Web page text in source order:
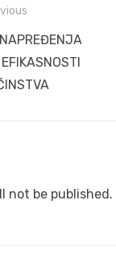
not be published.